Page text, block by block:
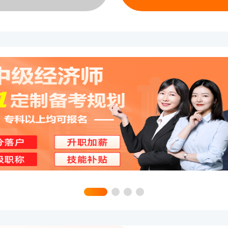
地：您户口簿上登记的地址所在
的报考方式，凭户口本即可。
您长期居住并持有有效居住证的
在湖南，但在广东工作并持有广
选择在广东报考。